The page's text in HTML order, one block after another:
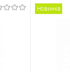
Новинка